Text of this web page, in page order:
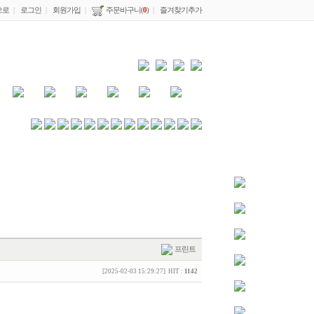
로 로그인 회원가입 주문바구니(0) 즐겨찾기추가
프린트
[2025-02-03 15:29:27] HIT : 1142